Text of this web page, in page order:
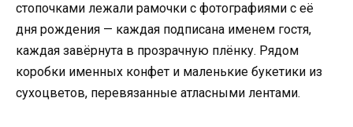
стопочками лежали рамочки с фотографиями с её
дня рождения — каждая подписана именем гостя,
каждая завёрнута в прозрачную плёнку. Рядом
коробки именных конфет и маленькие букетики из
сухоцветов, перевязанные атласными лентами.